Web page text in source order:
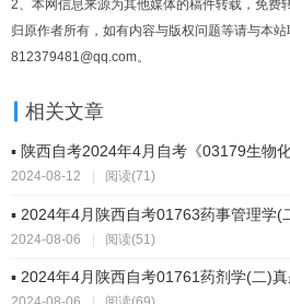
2、本网信息来源为其他媒体的稿件转载，免费
归原作者所有，如有内容与版权问题等请与本站
812379481@qq.com。
相关文章
▪ 陕西自考2024年4月自考《03179生物
2024-08-12 阅读(71)
▪ 2024年4月陕西自考01763药事管理学(
2024-08-06 | 阅读(51)
▪ 2024年4月陕西自考01761药剂学(二)真